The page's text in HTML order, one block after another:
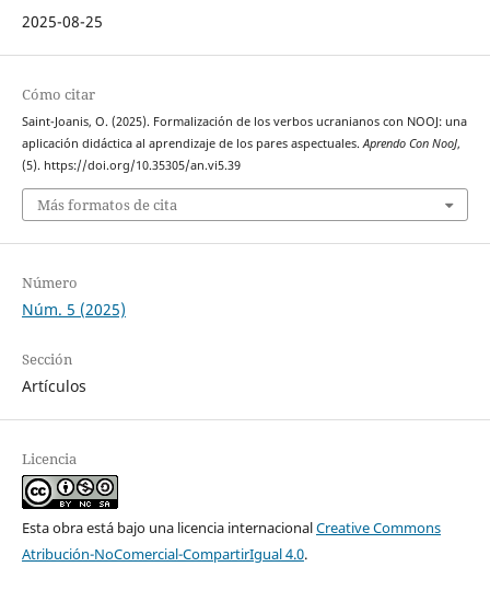
2025-08-25
Cómo citar
Saint-Joanis, O. (2025). Formalización de los verbos ucranianos con NOOJ: una
aplicación didáctica al aprendizaje de los pares aspectuales.Aprendo Con NooJ,
(5). https://doi.org/10.35305/an.vi5.39
Más formatos de cita
Número
Núm. 5 (2025)
Sección
Artículos
Licencia
Esta obra está bajo una licencia internacionalCreative Commons
Atribución-NoComercial-CompartirIgual 4.0.